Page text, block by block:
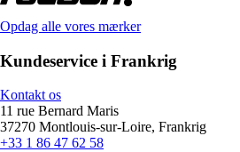
Opdag alle vores mærker
Kundeservice i Frankrig
Kontakt os
11 rue Bernard Maris
37270 Montlouis-sur-Loire, Frankrig
+33 1 86 47 62 58